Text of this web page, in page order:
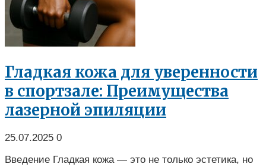
Гладкая кожа для уверенности
в спортзале: Преимущества
лазерной эпиляции
25.07.2025 0
Введение Гладкая кожа — это не только эстетика, но